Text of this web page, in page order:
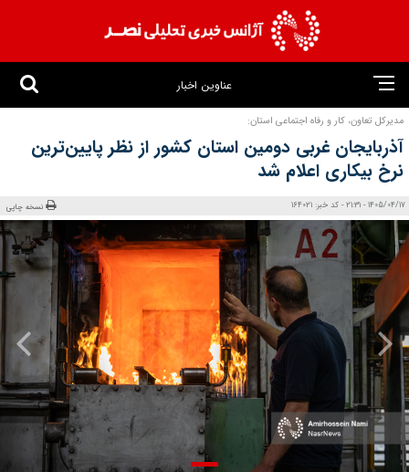
عناوین اخبار
مدیرکل تعاون، کار و رفاه اجتماعی استان:
آذربایجان غربی دومین استان کشور از نظر پایین‌ترین
نرخ بیکاری اعلام شد
1405/04/17 - 21:31 - کد خبر: 164021 نسخه چاپی